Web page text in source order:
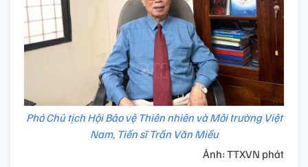
Phó Chủ tịch Hội Bảo vệ Thiên nhiên và Môi trường Việt
Nam, Tiến sĩ Trần Văn Miều
Ảnh: TTXVN phát